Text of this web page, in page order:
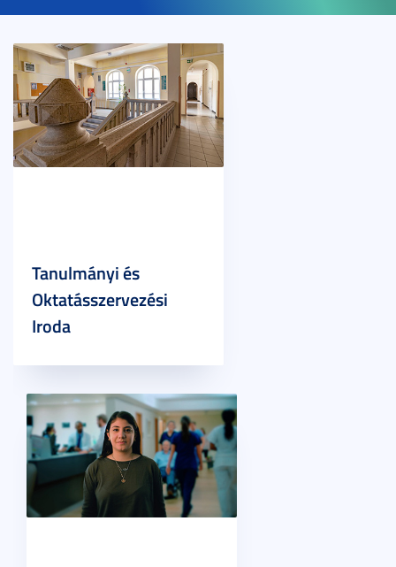
Tanulmányi és
Oktatásszervezési
Iroda